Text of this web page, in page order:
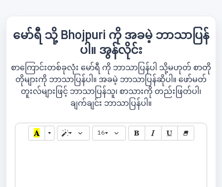
မော်ရီ သို့ Bhojpuri ကို အခမဲ့ ဘာသာပြန်
ပါ။ အွန်လိုင်း
စာကြောင်းတစ်ခုလုံး မော်ရီ ကို ဘာသာပြန်ပါ သို့မဟုတ် စာတို
တိုများကို ဘာသာပြန်ပါ။ အခမဲ့ ဘာသာပြန်ဆိုပါ။ ဖော်မတ်
တူးလ်များဖြင့် ဘာသာပြန်သူ၊ စာသားကို တည်းဖြတ်ပါ၊
ချက်ချင်း ဘာသာပြန်ပါ။
16